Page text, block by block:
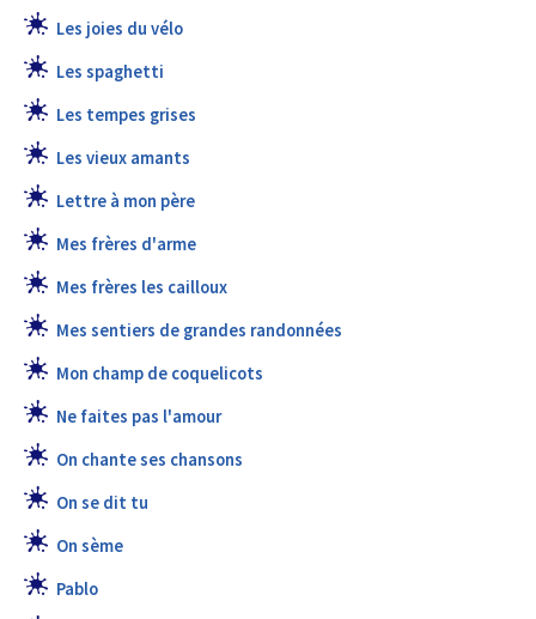
Les joies du vélo
Les spaghetti
Les tempes grises
Les vieux amants
Lettre à mon père
Mes frères d'arme
Mes frères les cailloux
Mes sentiers de grandes randonnées
Mon champ de coquelicots
Ne faites pas l'amour
On chante ses chansons
On se dit tu
On sème
Pablo